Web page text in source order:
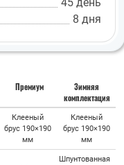
8 дня
Премиум
Зимняя
комплектация
Клееный
брус 190×190
мм
Клееный
брус 190×190
мм
Шпунтованная